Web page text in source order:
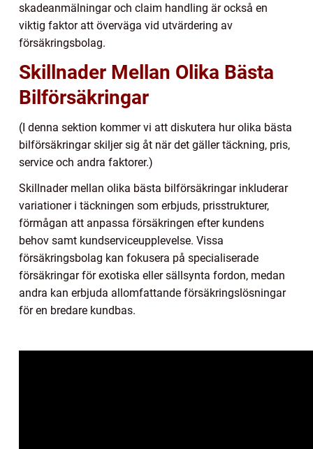
skadeanmälningar och claim handling är också en
viktig faktor att överväga vid utvärdering av
försäkringsbolag.
Skillnader Mellan Olika Bästa
Bilförsäkringar
(I denna sektion kommer vi att diskutera hur olika bästa
bilförsäkringar skiljer sig åt när det gäller täckning, pris,
service och andra faktorer.)
Skillnader mellan olika bästa bilförsäkringar inkluderar
variationer i täckningen som erbjuds, prisstrukturer,
förmågan att anpassa försäkringen efter kundens
behov samt kundserviceupplevelse. Vissa
försäkringsbolag kan fokusera på specialiserade
försäkringar för exotiska eller sällsynta fordon, medan
andra kan erbjuda allomfattande försäkringslösningar
för en bredare kundbas.